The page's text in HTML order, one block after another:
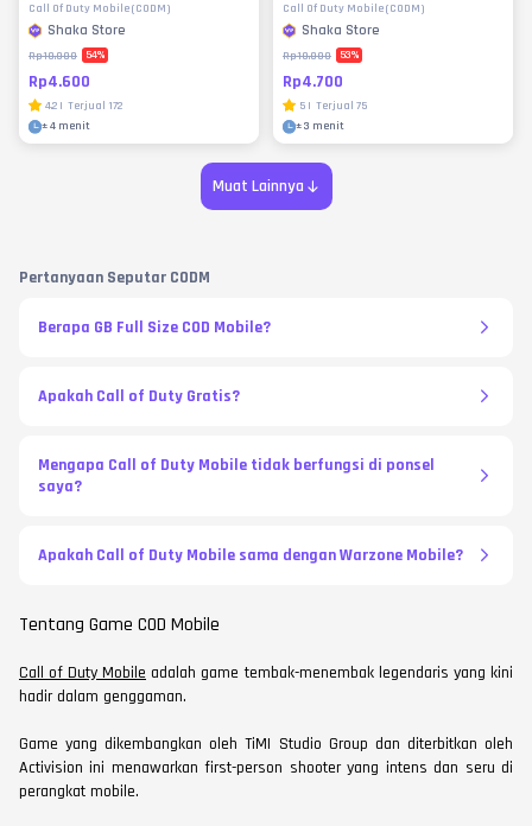
Call Of Duty Mobile (CODM)
Shaka Store
Rp10.000 54%
Rp4.600
4.2 | Terjual 172
±4 menit
Call Of Duty Mobile (CODM)
Shaka Store
Rp10.000 53%
Rp4.700
5 | Terjual 75
±3 menit
Muat Lainnya
Pertanyaan Seputar CODM
Berapa GB Full Size COD Mobile?
Apakah Call of Duty Gratis?
Mengapa Call of Duty Mobile tidak berfungsi di ponsel
saya?
Apakah Call of Duty Mobile sama dengan Warzone Mobile?
Tentang Game COD Mobile
Call of Duty Mobile adalah game tembak-menembak legendaris yang kini
hadir dalam genggaman.
Game yang dikembangkan oleh TiMI Studio Group dan diterbitkan oleh
Activision ini menawarkan first-person shooter yang intens dan seru di
perangkat mobile.